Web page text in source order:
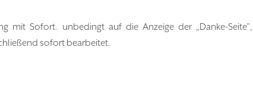
mit Sofort. unbedingt auf die Anzeige der „Danke-
sofort bearbeitet.